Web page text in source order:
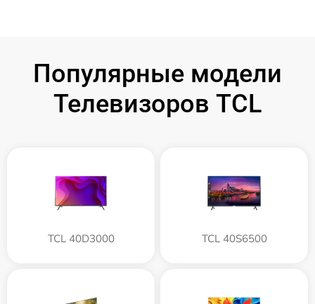
Популярные модели
Телевизоров TCL
TCL 40D3000 TCL 40S6500